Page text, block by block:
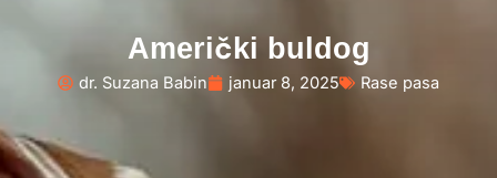
Američki buldog
dr. Suzana Babin januar 8, 2025 Rase pasa